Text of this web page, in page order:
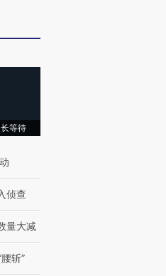
等待
侦查
量大减
斩”